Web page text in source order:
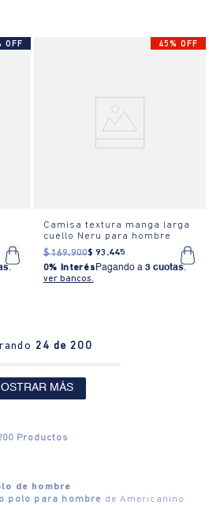
OFF
.
45% OFF
Camisa textura manga larga
cuello Neru para hombre
$ 169.900$ 93 .445
0% InterésPagando a 3 cuotas.
ver bancos.
24 de 200
MÁS
Productos
de hombre
polo para hombre de Americanino